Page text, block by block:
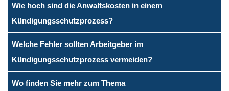
Wie hoch sind die Anwaltskosten in einem
Kündigungsschutzprozess?
Welche Fehler sollten Arbeitgeber im
Kündigungsschutzprozess vermeiden?
Wo finden Sie mehr zum Thema